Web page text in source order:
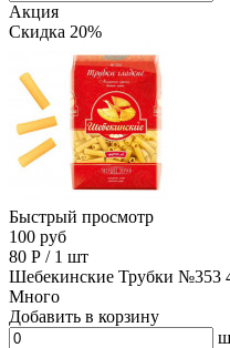
Акция
Скидка 20%
Быстрый просмотр
100 руб
80 Р / 1 шт
Шебекинские Трубки №353
Много
Добавить в корзину